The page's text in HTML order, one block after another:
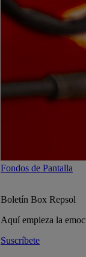
Fondos de Pantalla
Boletín Box Repsol
Aquí empieza la
Suscríbete